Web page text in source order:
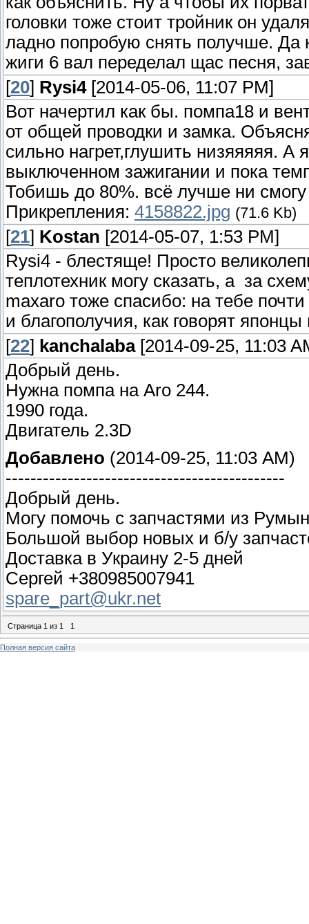
головки тоже стоит тройник он
ладно попробую снять получше. Да
жиги 6 вал переделал щас песня,
[20] Rysi4[2014-05-06, 11:07 PM]
Вот начертил как бы. помпа18 и
от общей проводки и замка.
сильно нагрет,глушить низяяяяя.
выключенном зажигании и пока
Тобишь до 80%. всё лучше ни смогу
Прикрепления: 4158822.jpg (71.6 Kb)
[21] Kostan [2014-05-07, 1:53 PM]
Rysi4 - блестяще! Просто
теплотехник могу сказать, а за
maxaro тоже спасибо: на тебе
и благополучия, как говорят
[22] kanchalaba[2014-09-25, 11:03
Добрый день.
Нужна помпа на Аro 244.
1990 года.
Двигатель 2.3D
Добавлено (2014-09-25, 11:03 AM)
---------------------------------------------
Добрый день.
Могу помочь с запчастями из
Большой выбор новых и б/у
Доставка в Украину 2-5 дней
Сергей +380985007941
spare_part@ukr.net
Страница 1 из 1 1
Полная версия сайта